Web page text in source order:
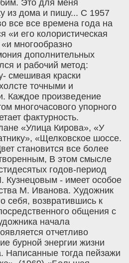
Это для меня
из дома и пишу... С 1957
все все времена года на
«и его колористическая
многообразно
дополнительных
и рабочий метод:
смешивая краски
точными и
Каждое произведение
многочасового упорного
фактурность.
«Улица Кирова», «У
«Щелковское шоссе.
становится все более
В этом смысле
годов-период
Кузнецовым - имеет особое
М. Иванова. Художник
себя, возвратившись к
общения с
начала
отчетливо
бурной энергии жизни
Написанные тогда пейзажи